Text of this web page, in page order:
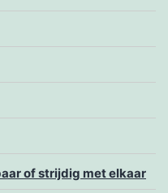
of strijdig met elkaar